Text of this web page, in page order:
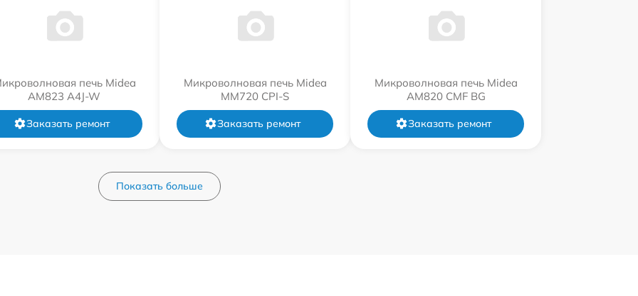
печь Midea
AM823 A4J-W
Заказать ремонт
Микроволновая печь Midea
MM720 CPI-S
Заказать ремонт
Микроволновая печь Midea
AM820 CMF BG
Заказать ремонт
Показать больше